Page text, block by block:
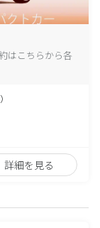
はこちらから各
詳細を見る